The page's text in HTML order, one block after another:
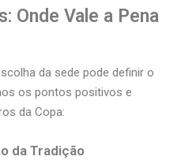
Onde Vale a Pena
da sede pode definir o
os pontos positivos e
da Copa:
da Tradição